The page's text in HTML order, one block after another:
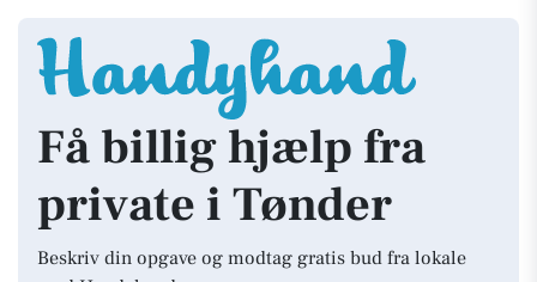
Få billig hjælp fra
private i Tønder
Beskriv din opgave og modtag gratis bud fra lokale